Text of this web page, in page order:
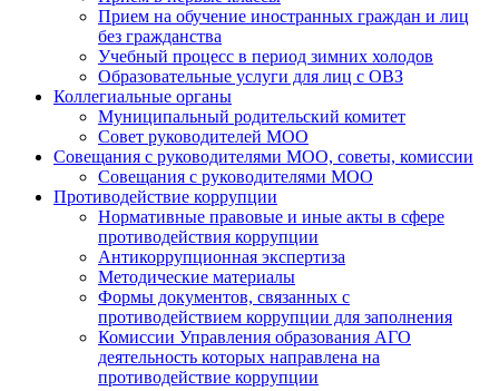
Прием на обучение иностранных граждан и лиц
без гражданства
Учебный процесс в период зимних холодов
Образовательные услуги для лиц с ОВЗ
Коллегиальные органы
Муниципальный родительский комитет
Совет руководителей МОО
Совещания с руководителями МОО, советы, комиссии
Совещания с руководителями МОО
Противодействие коррупции
Нормативные правовые и иные акты в сфере
противодействия коррупции
Антикоррупционная экспертиза
Методические материалы
Формы документов, связанных с
противодействием коррупции для заполнения
Комиссии Управления образования АГО
деятельность которых направлена на
противодействие коррупции